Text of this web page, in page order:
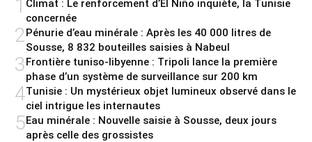
1 Climat : Le renforcement d’El Niño inquiète, la Tunisie
concernée
2 Pénurie d’eau minérale : Après les 40 000 litres de
Sousse, 8 832 bouteilles saisies à Nabeul
3Frontière tuniso-libyenne : Tripoli lance la première
phase d’un système de surveillance sur 200 km
4Tunisie : Un mystérieux objet lumineux observé dans le
ciel intrigue les internautes
5Eau minérale : Nouvelle saisie à Sousse, deux jours
après celle des grossistes